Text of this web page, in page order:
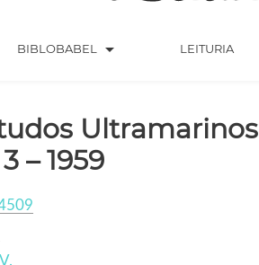
BIBLOBABEL arrow_drop_down LEITURIA
Ultramarinos
– 1959